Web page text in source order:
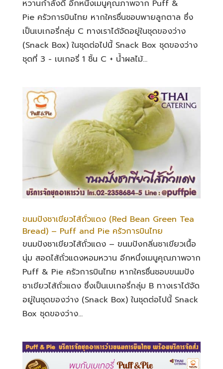
หวานกำลังดี อีกหนึ่งเมนูคุณภาพจาก Puff &
Pie ครัวการบินไทย หากใครชื่นชอบพายลูกตาล ซึ่ง
เป็นเบเกอรี่กลุ่ม C ทางเราได้จัดอยู่ในชุดของว่าง
(Snack Box) ในชุดต่อไปนี้ Snack Box ชุดของว่าง
ชุดที่ 3 - เบเกอรี่ 1 ชิ้น C + น้ำผลไม้...
ขนมปังชาเขียวไส้ถั่วแดง (Red Bean Green Tea
Bread) – Puff and Pie ครัวการบินไทย
ขนมปังชาเขียวไส้ถั่วแดง – ขนมปังกลิ่นชาเขียวเนื้อ
นุ่ม สอดไส้ถั่วแดงหอมหวาน อีกหนึ่งเมนูคุณภาพจาก
Puff & Pie ครัวการบินไทย หากใครชื่นชอบขนมปัง
ชาเขียวไส้ถั่วแดง ซึ่งเป็นเบเกอรี่กลุ่ม B ทางเราได้จัด
อยู่ในชุดของว่าง (Snack Box) ในชุดต่อไปนี้ Snack
Box ชุดของว่าง...